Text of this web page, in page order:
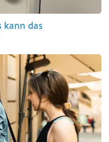
kann das